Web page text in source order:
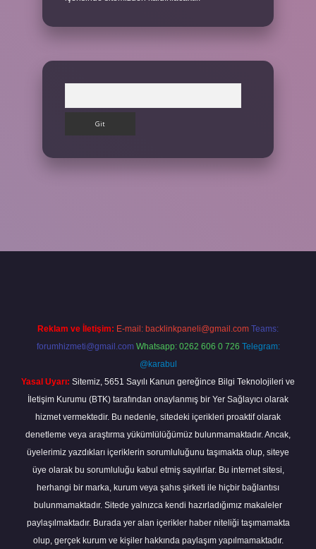
Reklam ve İletişim: E-mail: backlinkpaneli@gmail.com Teams:
forumhizmeti@gmail.com Whatsapp: 0262 606 0 726 Telegram:
@karabul
Yasal Uyarı: Sitemiz, 5651 Sayılı Kanun gereğince Bilgi Teknolojileri ve
İletişim Kurumu (BTK) tarafından onaylanmış bir Yer Sağlayıcı olarak
hizmet vermektedir. Bu nedenle, sitedeki içerikleri proaktif olarak
denetleme veya araştırma yükümlülüğümüz bulunmamaktadır. Ancak,
üyelerimiz yazdıkları içeriklerin sorumluluğunu taşımakta olup, siteye
üye olarak bu sorumluluğu kabul etmiş sayılırlar. Bu internet sitesi,
herhangi bir marka, kurum veya şahıs şirketi ile hiçbir bağlantısı
bulunmamaktadır. Sitede yalnızca kendi hazırladığımız makaleler
paylaşılmaktadır. Burada yer alan içerikler haber niteliği taşımamakta
olup, gerçek kurum ve kişiler hakkında paylaşım yapılmamaktadır.